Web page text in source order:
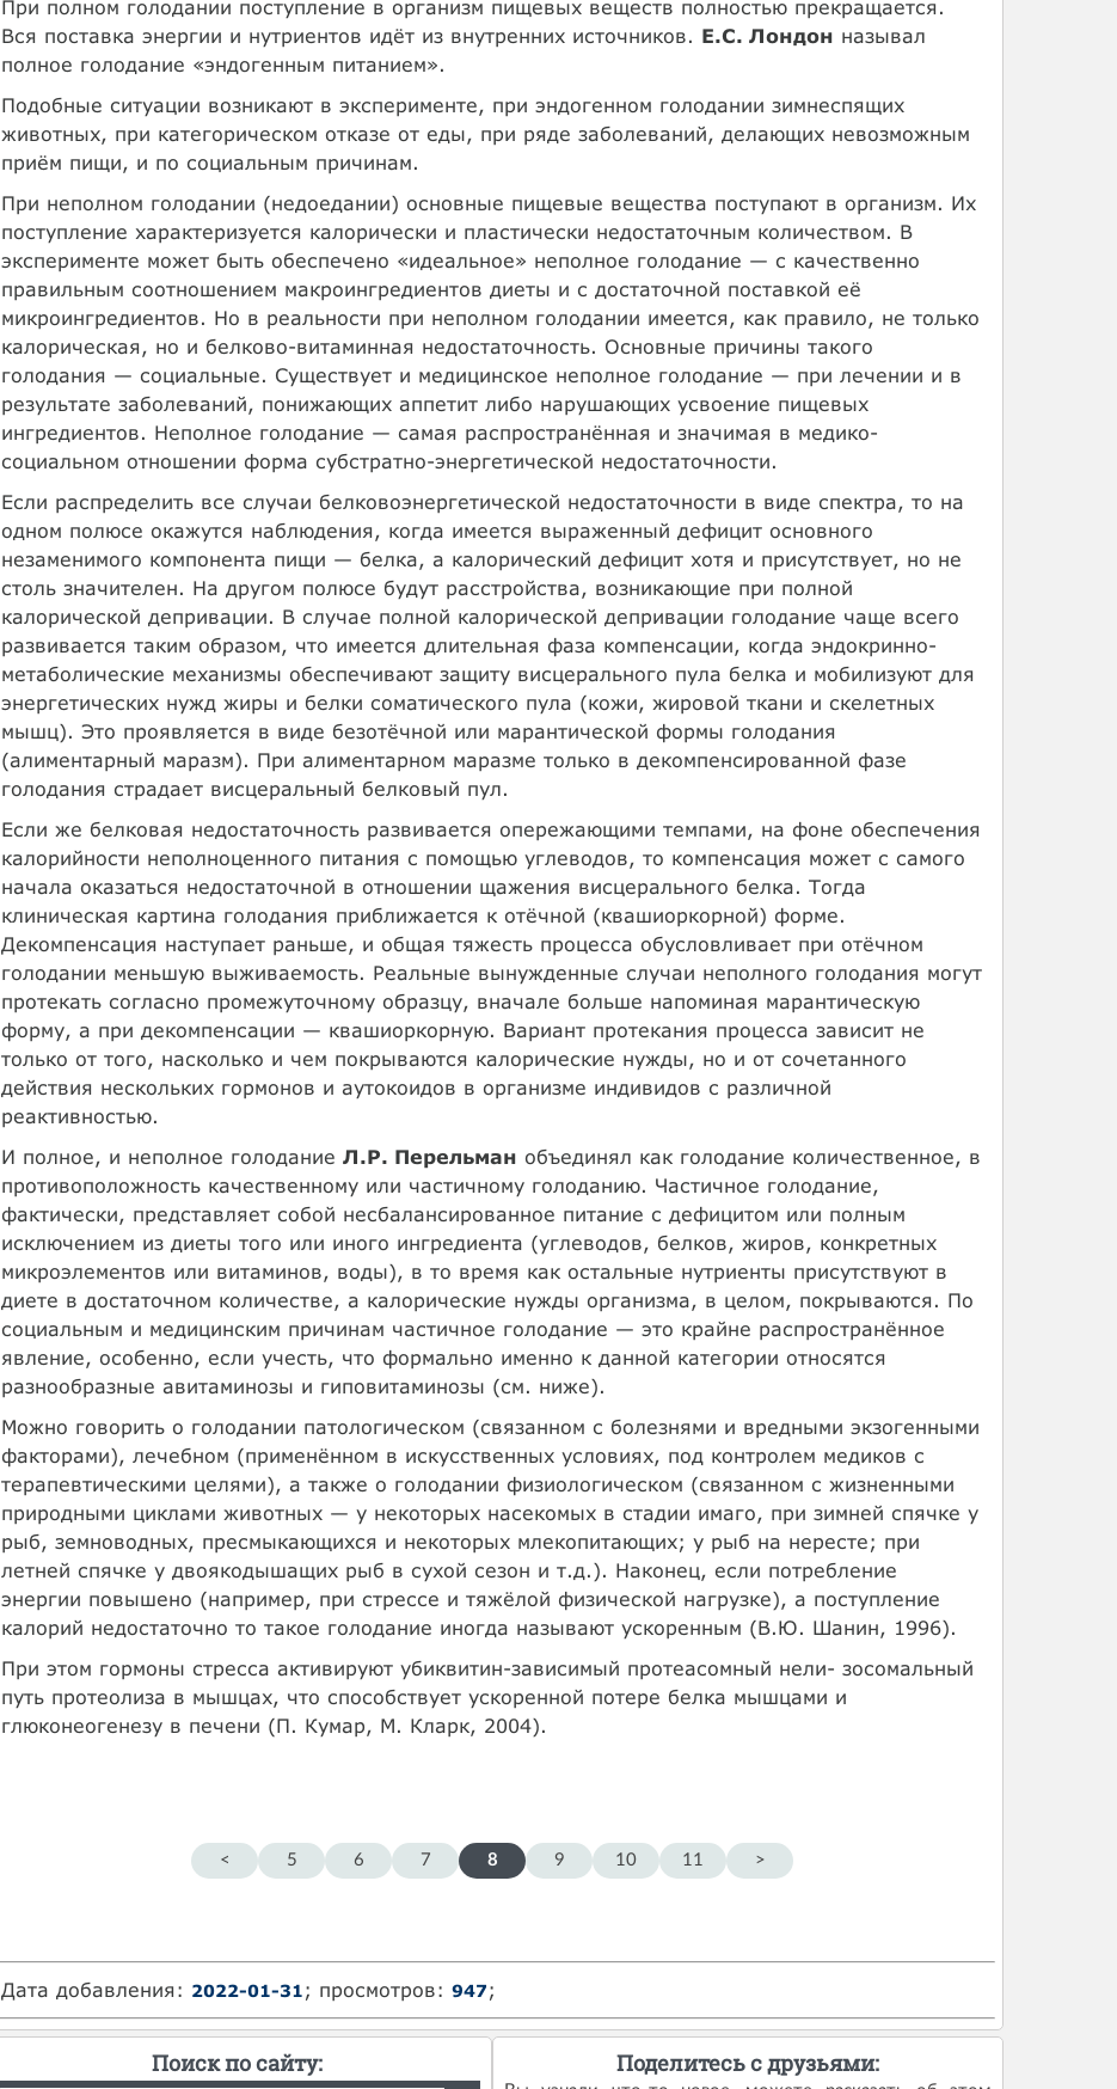
При полном голодании поступление в организм пищевых веществ полностью прекращается.
Вся поставка энергии и нутриентов идёт из внутренних источников. Е.С. Лондон называл
полное голодание «эндогенным питанием».
Подобные ситуации возникают в эксперименте, при эндогенном голодании зимнеспящих
животных, при категорическом отказе от еды, при ряде заболеваний, делающих невозможным
приём пищи, и по социальным причинам.
При неполном голодании (недоедании) основные пищевые вещества поступают в организм. Их
поступление характеризуется калорически и пластически недостаточным количеством. В
эксперименте может быть обеспечено «идеальное» неполное голодание — с качественно
правильным соотношением макроингредиентов диеты и с достаточной поставкой её
микроингредиентов. Но в реальности при неполном голодании имеется, как правило, не только
калорическая, но и белково-витаминная недостаточность. Основные причины такого
голодания — социальные. Существует и медицинское неполное голодание — при лечении и в
результате заболеваний, понижающих аппетит либо нарушающих усвоение пищевых
ингредиентов. Неполное голодание — самая распространённая и значимая в медико-
социальном отношении форма субстратно-энергетической недостаточности.
Если распределить все случаи белковоэнергетической недостаточности в виде спектра, то на
одном полюсе окажутся наблюдения, когда имеется выраженный дефицит основного
незаменимого компонента пищи — белка, а калорический дефицит хотя и присутствует, но не
столь значителен. На другом полюсе будут расстройства, возникающие при полной
калорической депривации. В случае полной калорической депривации голодание чаще всего
развивается таким образом, что имеется длительная фаза компенсации, когда эндокринно-
метаболические механизмы обеспечивают защиту висцерального пула белка и мобилизуют для
энергетических нужд жиры и белки соматического пула (кожи, жировой ткани и скелетных
мышц). Это проявляется в виде безотёчной или марантической формы голодания
(алиментарный маразм). При алиментарном маразме только в декомпенсированной фазе
голодания страдает висцеральный белковый пул.
Если же белковая недостаточность развивается опережающими темпами, на фоне обеспечения
калорийности неполноценного питания с помощью углеводов, то компенсация может с самого
начала оказаться недостаточной в отношении щажения висцерального белка. Тогда
клиническая картина голодания приближается к отёчной (квашиоркорной) форме.
Декомпенсация наступает раньше, и общая тяжесть процесса обусловливает при отёчном
голодании меньшую выживаемость. Реальные вынужденные случаи неполного голодания могут
протекать согласно промежуточному образцу, вначале больше напоминая марантическую
форму, а при декомпенсации — квашиоркорную. Вариант протекания процесса зависит не
только от того, насколько и чем покрываются калорические нужды, но и от сочетанного
действия нескольких гормонов и аутокоидов в организме индивидов с различной
реактивностью.
И полное, и неполное голодание Л.Р. Перельман объединял как голодание количественное, в
противоположность качественному или частичному голоданию. Частичное голодание,
фактически, представляет собой несбалансированное питание с дефицитом или полным
исключением из диеты того или иного ингредиента (углеводов, белков, жиров, конкретных
микроэлементов или витаминов, воды), в то время как остальные нутриенты присутствуют в
диете в достаточном количестве, а калорические нужды организма, в целом, покрываются. По
социальным и медицинским причинам частичное голодание — это крайне распространённое
явление, особенно, если учесть, что формально именно к данной категории относятся
разнообразные авитаминозы и гиповитаминозы (см. ниже).
Можно говорить о голодании патологическом (связанном с болезнями и вредными экзогенными
факторами), лечебном (применённом в искусственных условиях, под контролем медиков с
терапевтическими целями), а также о голодании физиологическом (связанном с жизненными
природными циклами животных — у некоторых насекомых в стадии имаго, при зимней спячке у
рыб, земноводных, пресмыкающихся и некоторых млекопитающих; у рыб на нересте; при
летней спячке у двоякодышащих рыб в сухой сезон и т.д.). Наконец, если потребление
энергии повышено (например, при стрессе и тяжёлой физической нагрузке), а поступление
калорий недостаточно то такое голодание иногда называют ускоренным (В.Ю. Шанин, 1996).
При этом гормоны стресса активируют убиквитин-зависимый протеасомный нели- зосомальный
путь протеолиза в мышцах, что способствует ускоренной потере белка мышцами и
глюконеогенезу в печени (П. Кумар, М. Кларк, 2004).
< 5 6 7 8 9 10 11 >
Дата добавления: 2022-01-31; просмотров: 947;
Поделитесь с друзьями:
Поиск по сайту: